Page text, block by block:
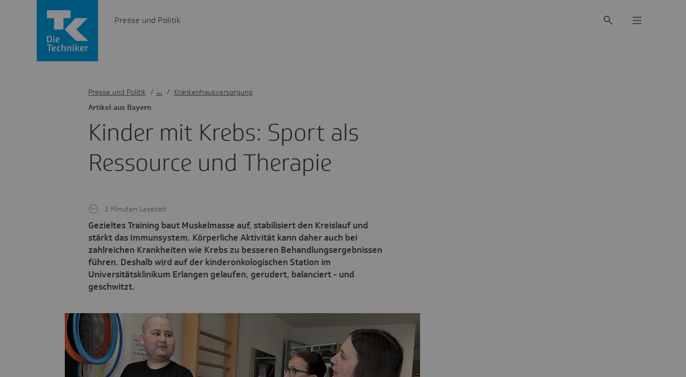
Presse und Politik
Kinder mit Krebs: Sport als
Ressource und Therapie
Artikel aus Bayern
Gezieltes Training baut Muskelmasse auf, stabilisiert den Kreislauf und
stärkt das Immunsystem. Körperliche Aktivität kann daher auch bei
zahlreichen Krankheiten wie Krebs zu besseren Behandlungsergebnissen
führen. Deshalb wird auf der kinderonkologischen Station im
Universitätsklinikum Erlangen gelaufen, gerudert, balanciert - und
geschwitzt.
2 Minuten Lesezeit
Presse und Politik / Krankenhausversorgung